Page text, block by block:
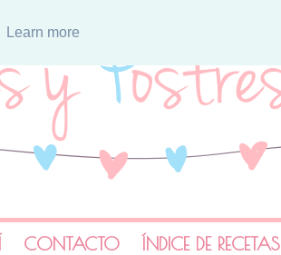
Learn more
CONTACTO ÍNDICE DE RECETAS